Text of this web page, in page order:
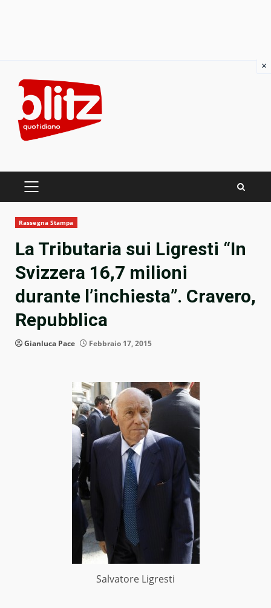
content
PRIMARY
Rassegna Stampa
La Tributaria sui Ligresti “In
Svizzera 16,7 milioni
durante l’inchiesta”. Cravero,
Repubblica
Gianluca Pace Febbraio 17, 2015
Salvatore Ligresti
×